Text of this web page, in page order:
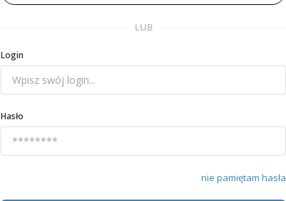
LUB
Login
Hasło
nie pamiętam hasła